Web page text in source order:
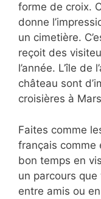
forme de croix.
donne
un cimetière.
reçoit des
l’année. L’île de
château sont
croisières à
Faites comme
français comme
bon temps en
un parcours
entre amis ou